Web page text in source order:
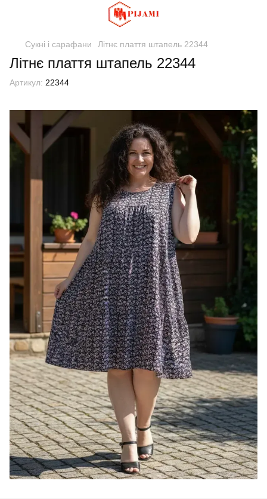
Сукні і сарафани Літнє плаття штапель 22344
Літнє плаття штапель 22344
Артикул: 22344